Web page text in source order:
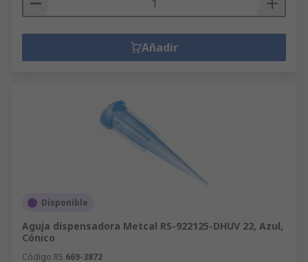
Añadir
Disponible
Aguja dispensadora Metcal RS-922125-DHUV 22, Azul,
Cónico
Código RS 669-3872